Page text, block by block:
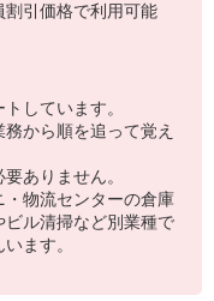
引価格で利用可能
しています。
から順を追って覚え
ありません。
物流センターの倉庫
ル清掃など別業種で
ます。